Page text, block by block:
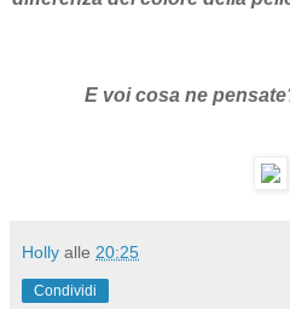
E voi cosa ne
Holly alle 20:25
Condividi